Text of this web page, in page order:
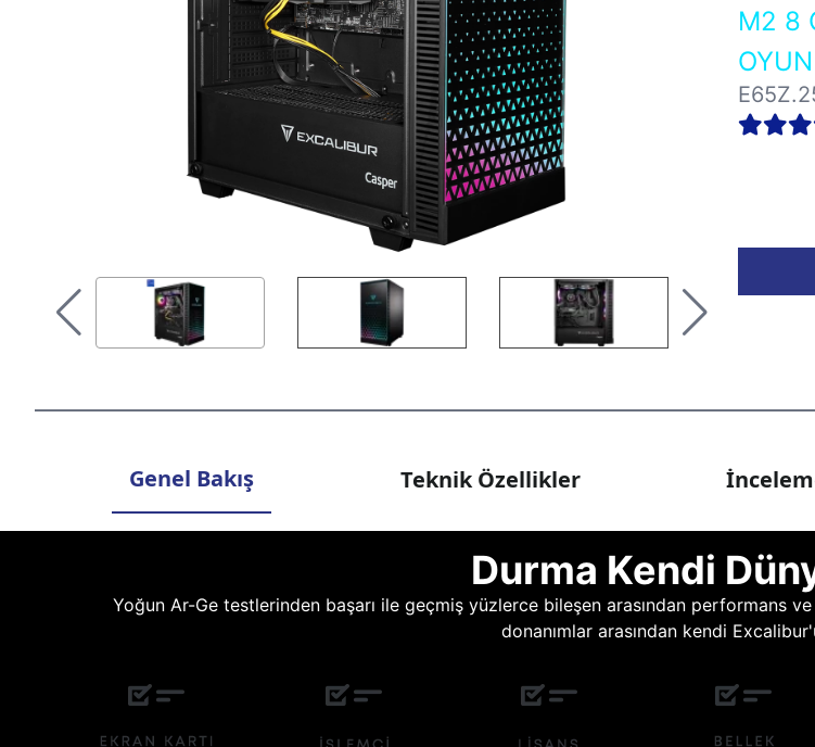
M2 8
Genel Bakış Teknik Özellikler
Durma Kendi
Yoğun Ar-Ge testlerinden başarı ile geçmiş yüzlerce bileşen arasından performans
donanımlar arasından kendi